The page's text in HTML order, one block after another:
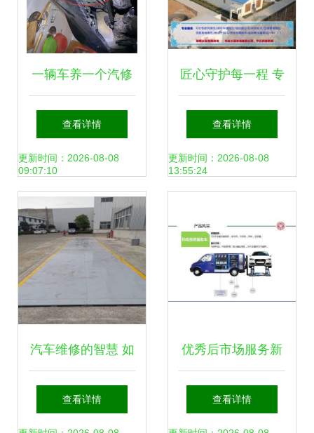
一辆车养一个汽修
厂 探究汽车维修的
成本逻辑与商业模
式
查看详情
更新时间：2026-08-08
09:07:10
匠心守护每一程 专
访佛山市南海区西
樵三友汽车轮胎维
查看详情
更新时间：2026-08-08
13:55:24
汽车维修的智慧 如
何应对常见问题与
查看详情
优秀后市场服务新
模式推荐-“车抓
查看详情